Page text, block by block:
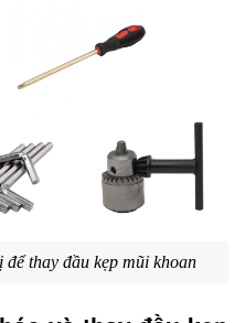
thay đầu kẹp mũi khoan